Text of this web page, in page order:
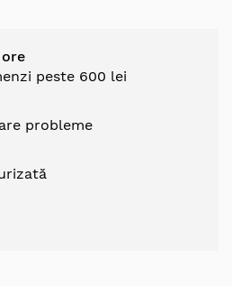
peste 600 lei
probleme